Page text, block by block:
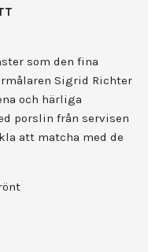
som den fina
Sigrid Richter
och härliga
porslin från servisen
att matcha med de